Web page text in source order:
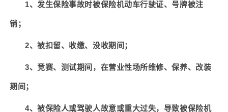
1、发生保险事故时被保险机动车行驶证、号牌被注
销；
2、被扣留、收缴、没收期间；
3、竞赛、测试期间，在营业性场所维修、保养、改装
期间；
4、被保险人或驾驶人故意或重大过失，导致被保险机